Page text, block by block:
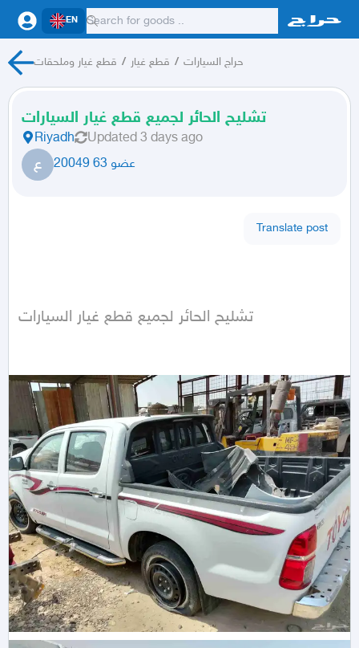
EN
قطع غيار وملحقات / قطع غيار / حراج السيارات
تشليح الحائر لجميع قطع غيار السيارات
Riyadh Updated 3 days ago
ع عضو 63 20049
Translate post
تشليح الحائر لجميع قطع غيار السيارات